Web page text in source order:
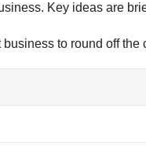
Key ideas are
to round off the